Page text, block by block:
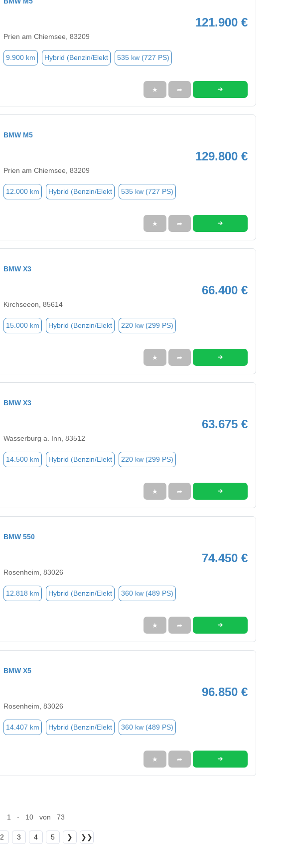
121.900 €
Prien am Chiemsee, 83209
9.900 km Hybrid (Benzin/Elekt 535 kw (727 PS)
★ ➦ ➜
BMW M5
129.800 €
Prien am Chiemsee, 83209
12.000 km Hybrid (Benzin/Elekt 535 kw (727 PS)
★ ➦ ➜
BMW X3
66.400 €
Kirchseeon, 85614
15.000 km Hybrid (Benzin/Elekt 220 kw (299 PS)
★ ➦ ➜
BMW X3
63.675 €
Wasserburg a. Inn, 83512
14.500 km Hybrid (Benzin/Elekt 220 kw (299 PS)
★ ➦ ➜
BMW 550
74.450 €
Rosenheim, 83026
12.818 km Hybrid (Benzin/Elekt 360 kw (489 PS)
★ ➦ ➜
BMW X5
96.850 €
Rosenheim, 83026
14.407 km Hybrid (Benzin/Elekt 360 kw (489 PS)
★ ➦ ➜
1 - 10 von 73
2 3 4 5 ❯ ❯❯